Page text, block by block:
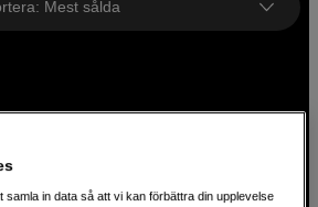
: Mest sålda
samla in data så att vi kan förbättra din upplevelse